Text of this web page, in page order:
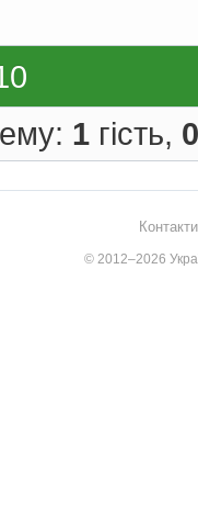
1 гість, 0
© 2012–2026